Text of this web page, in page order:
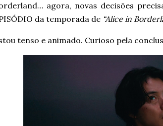
agora, novas decisões
da temporada de “Alice in
tenso e animado. Curioso pela